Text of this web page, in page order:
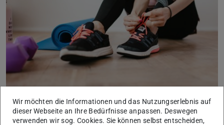
#StayActive – gemeinsam mit uns in Corona-
Zeiten aktiv bleiben!
Wir möchten die Informationen und das Nutzungserlebnis auf
dieser Webseite an Ihre Bedürfnisse anpassen. Deswegen
verwenden wir sog. Cookies. Sie können selbst entscheiden,